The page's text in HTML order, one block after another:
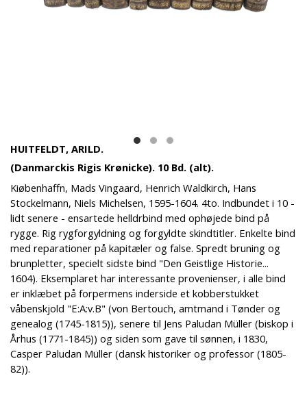
HUITFELDT, ARILD.
(Danmarckis Rigis Krønicke). 10 Bd. (alt).
Kiøbenhaffn, Mads Vingaard, Henrich Waldkirch, Hans
Stockelmann, Niels Michelsen, 1595-1604. 4to. Indbundet i 10 -
lidt senere - ensartede helldrbind med ophøjede bind på
rygge. Rig rygforgyldning og forgyldte skindtitler. Enkelte bind
med reparationer på kapitæler og false. Spredt bruning og
brunpletter, specielt sidste bind "Den Geistlige Historie...
1604). Eksemplaret har interessante provenienser, i alle bind
er inklæbet på forpermens inderside et kobberstukket
våbenskjold "E:A:v.B" (von Bertouch, amtmand i Tønder og
genealog (1745-1815)), senere til Jens Paludan Müller (biskop i
Århus (1771-1845)) og siden som gave til sønnen, i 1830,
Casper Paludan Müller (dansk historiker og professor (1805-
82)).